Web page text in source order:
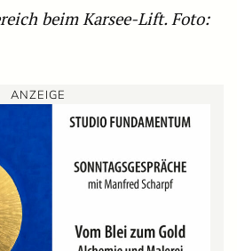
beim Karsee-Lift. Foto:
ANZEIGE